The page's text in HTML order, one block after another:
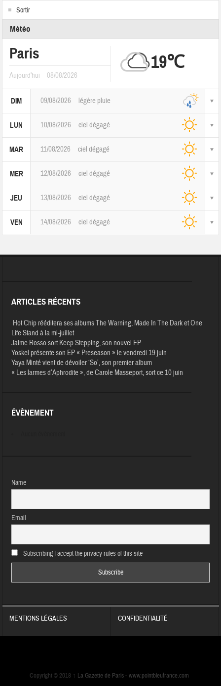
Sortir
Météo
Paris
Aujourd'hui 08/08/2026
19℃
DIM 09/08/2026 légère pluie
LUN 10/08/2026 ciel dégagé
MAR 11/08/2026 ciel dégagé
MER 12/08/2026 ciel dégagé
JEU 13/08/2026 ciel dégagé
VEN 14/08/2026 ciel dégagé
ARTICLES RÉCENTS
Hot Chip rééditera ses albums The Warning, Made In The Dark et One
Life Stand à la mi-juillet
Jaime Rosso sort Keep Stepping, son nouvel EP
Yoskel présente son EP « Preseason » le vendredi 19 juin
Yaya Minté vient de dévoiler ‘So’, son premier album
« Les larmes d’Aphrodite », de Carole Masseport, sort ce 10 juin
ÉVÈNEMENT
Name
Email
Subscribing I accept the privacy rules of this site
MENTIONS LÉGALES CONFIDENTIALITÉ
Copyright © 2018 ↑ La Gazette de Paris -www.pointbleufrance.com